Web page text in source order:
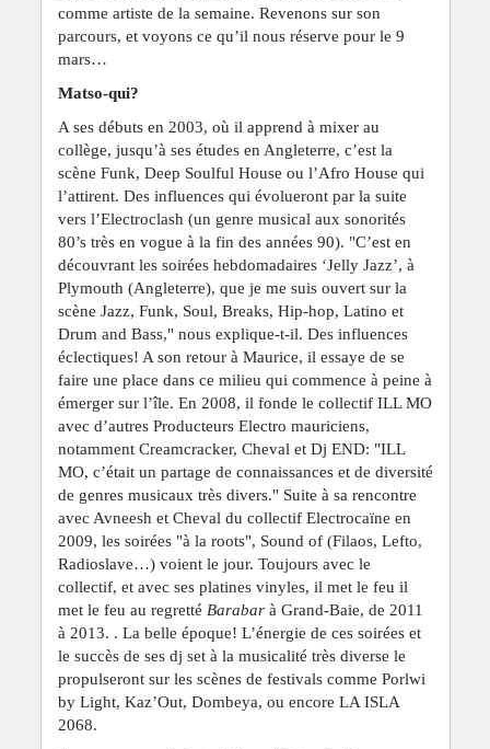
comme artiste de la semaine. Revenons sur son
parcours, et voyons ce qu’il nous réserve pour le 9
mars…
Matso-qui?
A ses débuts en 2003, où il apprend à mixer au
collège, jusqu’à ses études en Angleterre, c’est la
scène Funk, Deep Soulful House ou l’Afro House qui
l’attirent. Des influences qui évolueront par la suite
vers l’Electroclash (un genre musical aux sonorités
80’s très en vogue à la fin des années 90). "C’est en
découvrant les soirées hebdomadaires ‘Jelly Jazz’, à
Plymouth (Angleterre), que je me suis ouvert sur la
scène Jazz, Funk, Soul, Breaks, Hip-hop, Latino et
Drum and Bass," nous explique-t-il. Des influences
éclectiques! A son retour à Maurice, il essaye de se
faire une place dans ce milieu qui commence à peine à
émerger sur l’île. En 2008, il fonde le collectif ILL MO
avec d’autres Producteurs Electro mauriciens,
notamment Creamcracker, Cheval et Dj END: "ILL
MO, c’était un partage de connaissances et de diversité
de genres musicaux très divers." Suite à sa rencontre
avec Avneesh et Cheval du collectif Electrocaïne en
2009, les soirées "à la roots", Sound of (Filaos, Lefto,
Radioslave…) voient le jour. Toujours avec le
collectif, et avec ses platines vinyles, il met le feu il
met le feu au regretté Barabarà Grand-Baie, de 2011
à 2013. . La belle époque! L’énergie de ces soirées et
le succès de ses dj set à la musicalité très diverse le
propulseront sur les scènes de festivals comme Porlwi
by Light, Kaz’Out, Dombeya, ou encore LA ISLA
2068.